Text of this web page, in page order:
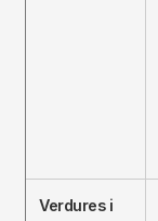
Verdures i